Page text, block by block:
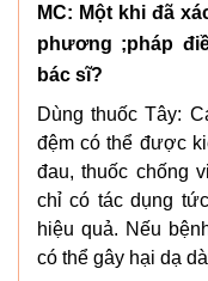
MC: Một khi đã
phương ;pháp
bác sĩ?
Dùng thuốc Tây:
đệm có thể được
đau, thuốc chống
chỉ có tác dụng
hiệu quả. Nếu
có thể gây hại dạ